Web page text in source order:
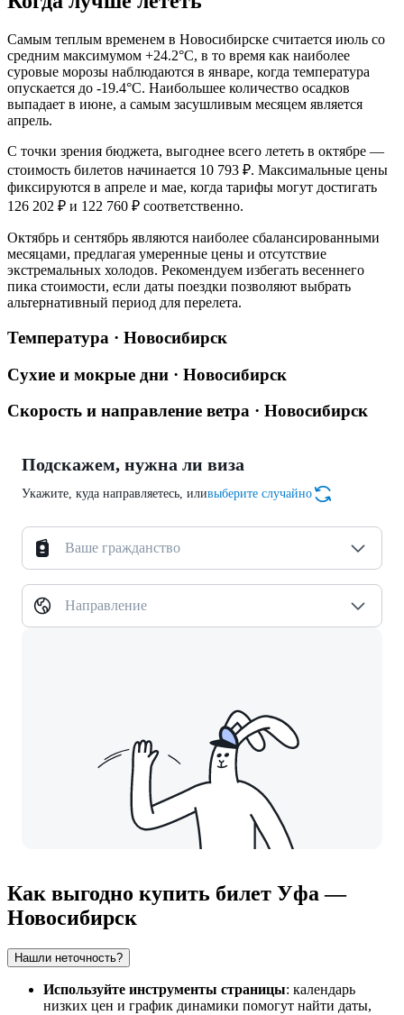
Самым теплым временем в Новосибирске считается июль со
средним максимумом +24.2°C, в то время как наиболее
суровые морозы наблюдаются в январе, когда температура
опускается до -19.4°C. Наибольшее количество осадков
выпадает в июне, а самым засушливым месяцем является
апрель.
С точки зрения бюджета, выгоднее всего лететь в октябре —
стоимость билетов начинается 10 793 ₽. Максимальные цены
фиксируются в апреле и мае, когда тарифы могут достигать
126 202 ₽ и 122 760 ₽ соответственно.
Октябрь и сентябрь являются наиболее сбалансированными
месяцами, предлагая умеренные цены и отсутствие
экстремальных холодов. Рекомендуем избегать весеннего
пика стоимости, если даты поездки позволяют выбрать
альтернативный период для перелета.
Температура · Новосибирск
Сухие и мокрые дни · Новосибирск
Скорость и направление ветра · Новосибирск
Подскажем, нужна ли виза
Укажите, куда направляетесь, иливыберите случайно
Ваше гражданство
Направление
Как выгодно купить билет Уфа —
Новосибирск
Нашли неточность?
Используйте инструменты страницы: календарь
низких цен и график динамики помогут найти даты,